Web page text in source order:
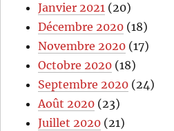
Janvier 2021 (20)
Décembre 2020 (18)
Novembre 2020 (17)
Octobre 2020 (18)
Septembre 2020 (24)
Août 2020 (23)
Juillet 2020 (21)